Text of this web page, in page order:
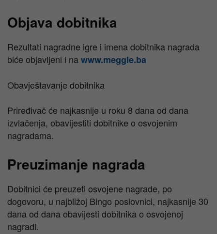
Objava dobitnika
Rezultati nagradne igre i imena dobitnika nagrada
biće objavljeni i nawww.meggle.ba
Obavještavanje dobitnika
Priređivač će najkasnije u roku 8 dana od dana
izvlačenja, obavijestiti dobitnike o osvojenim
nagradama.
Preuzimanje nagrada
Dobitnici će preuzeti osvojene nagrade, po
dogovoru, u najbližoj Bingo poslovnici, najkasnije 30
dana od dana obavijesti dobitnika o osvojenoj
nagradi.